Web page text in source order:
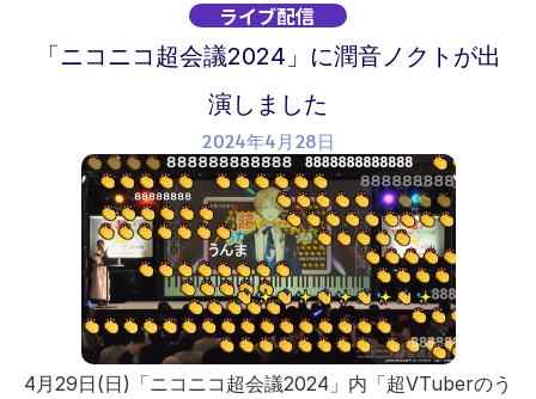
ライブ配信
「ニコニコ超会議2024」に潤音ノクトが出
演しました
2024年4月28日
4月29日(日)「ニコニコ超会議2024」内「超VTuberのう